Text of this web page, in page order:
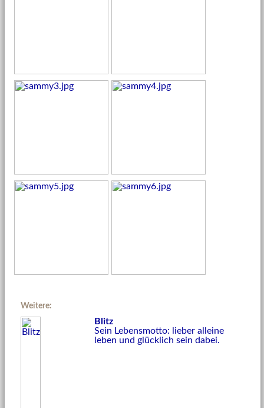
Weitere:
Blitz
Sein Lebensmotto: lieber alleine
leben und glücklich sein dabei.